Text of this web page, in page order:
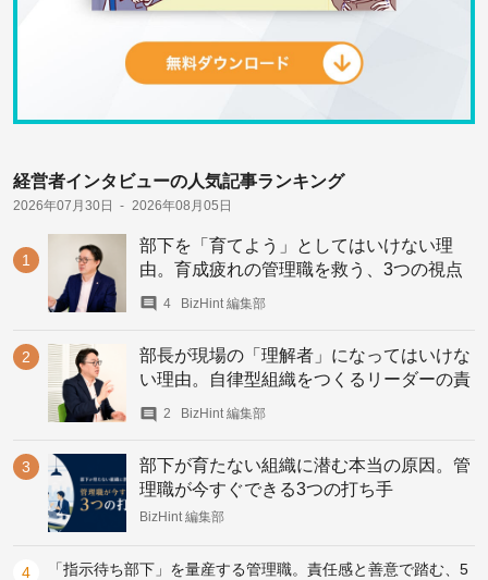
経営者インタビューの人気記事ランキング
部下を「育てよう」としてはいけない理
由。育成疲れの管理職を救う、3つの視点
4 BizHint 編集部
部長が現場の「理解者」になってはいけな
い理由。自律型組織をつくるリーダーの責
務
2 BizHint 編集部
部下が育たない組織に潜む本当の原因。管
理職が今すぐできる3つの打ち手
BizHint 編集部
「指示待ち部下」を量産する管理職。責任感と善意で踏む、5
2026年07月30日 2026年08月05日